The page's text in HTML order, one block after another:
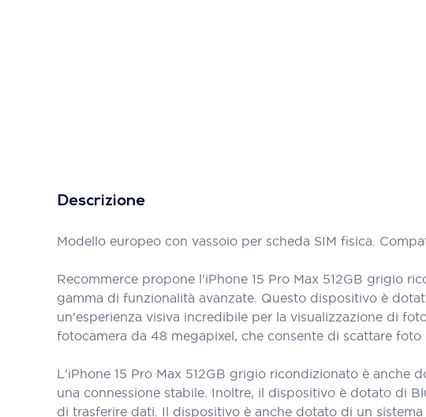
Descrizione
Modello europeo con vassoio per scheda SIM fisica.
Recommerce propone l'iPhone 15 Pro Max 512GB grigio
gamma di funzionalità avanzate. Questo dispositivo è
un'esperienza visiva incredibile per la visualizzazione di
fotocamera da 48 megapixel, che consente di scattare
L'iPhone 15 Pro Max 512GB grigio ricondizionato è anche
una connessione stabile. Inoltre, il dispositivo è dotato di
di trasferire dati. Il dispositivo è anche dotato di un